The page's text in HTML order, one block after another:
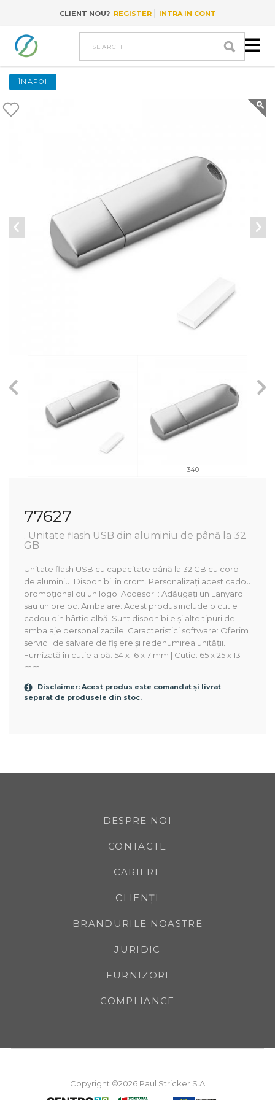
Go to content
CLIENT NOU? REGISTER | INTRA IN CONT
search
ÎNAPOI
340
77627
. Unitate flash USB din aluminiu de până la 32
GB
Unitate flash USB cu capacitate până la 32 GB cu corp
de aluminiu. Disponibil în crom. Personalizați acest cadou
promoțional cu un logo. Accesorii: Adăugați un Lanyard
sau un breloc. Ambalare: Acest produs include o cutie
cadou din hârtie albă. Sunt disponibile și alte tipuri de
ambalaje personalizabile. Caracteristici software: Oferim
servicii de salvare de fișiere și redenumirea unității.
Furnizată în cutie albă. 54 x 16 x 7 mm | Cutie: 65 x 25 x 13
mm
Disclaimer: Acest produs este comandat și livrat
separat de produsele din stoc.
DESPRE NOI
CONTACTE
CARIERE
CLIENȚI
BRANDURILE NOASTRE
JURIDIC
FURNIZORI
COMPLIANCE
Copyright ©2026 Paul Stricker S.A